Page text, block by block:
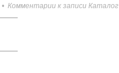
• Комментарии к записи Каталог